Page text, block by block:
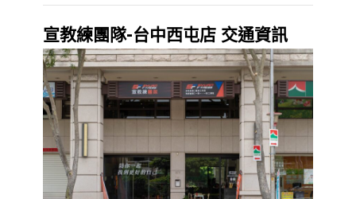
宣教練團隊-台中西屯店 交通資訊